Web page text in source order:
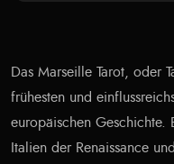
Das Marseille Tarot, oder
frühesten und
europäischen Geschichte.
Italien der Renaissance